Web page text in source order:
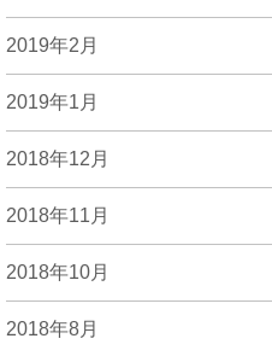
2019年2月
2019年1月
2018年12月
2018年11月
2018年10月
2018年8月